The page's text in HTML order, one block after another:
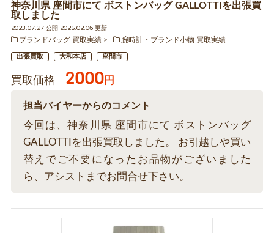
神奈川県 座間市にて ボストンバッグ GALLOTTIを出張買
取しました
2023.07.27 公開 2025.02.06 更新
ブランドバッグ 買取実績
腕時計・ブランド小物 買取実績
出張買取 大和本店 座間市
買取価格 2000円
担当バイヤーからのコメント
今回は、神奈川県 座間市にて ボストンバッグ
GALLOTTIを出張買取しました。 お引越しや買い
替えでご不要になったお品物がございました
ら、アシストまでお問合せ下さい。